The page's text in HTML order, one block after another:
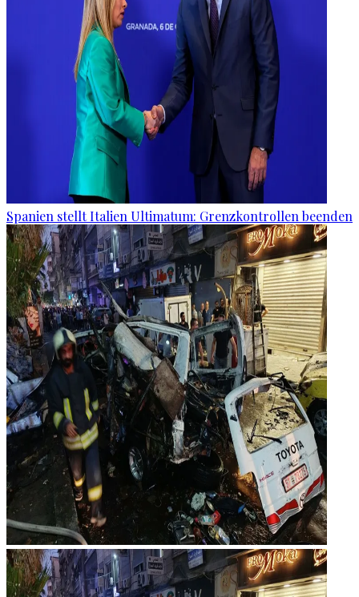
Spanien stellt Italien Ultimatum: Grenzkontrollen beenden